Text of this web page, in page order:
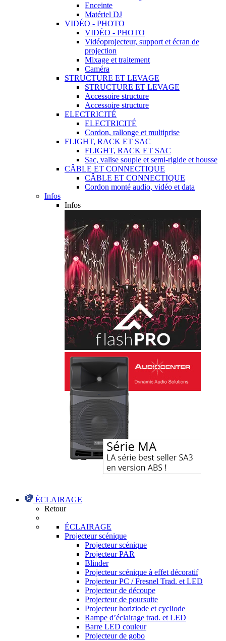
Enceinte
Matériel DJ
VIDÉO - PHOTO
VIDÉO - PHOTO
Vidéoprojecteur, support et écran de
projection
Mixage et traitement
Caméra
STRUCTURE ET LEVAGE
STRUCTURE ET LEVAGE
Accessoire structure
Accessoire structure
ELECTRICITÉ
ELECTRICITÉ
Cordon, rallonge et multiprise
FLIGHT, RACK ET SAC
FLIGHT, RACK ET SAC
Sac, valise souple et semi-rigide et housse
CÂBLE ET CONNECTIQUE
CÂBLE ET CONNECTIQUE
Cordon monté audio, vidéo et data
Infos
Infos
ÉCLAIRAGE
Retour
ÉCLAIRAGE
Projecteur scénique
Projecteur scénique
Projecteur PAR
Blinder
Projecteur scénique à effet décoratif
Projecteur PC / Fresnel Trad. et LED
Projecteur de découpe
Projecteur de poursuite
Projecteur horiziode et cycliode
Rampe d’éclairage trad. et LED
Barre LED couleur
Projecteur de gobo